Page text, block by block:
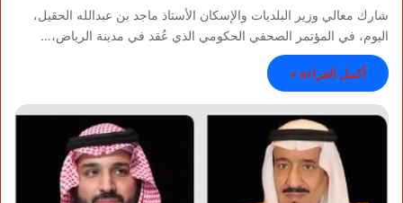
شارك معالي وزير البلديات والإسكان الأستاذ ماجد بن عبدالله الحقيل،
اليوم، في المؤتمر الصحفي الحكومي الذي عُقد في مدينة الرياض،…
أكمل القراءة »